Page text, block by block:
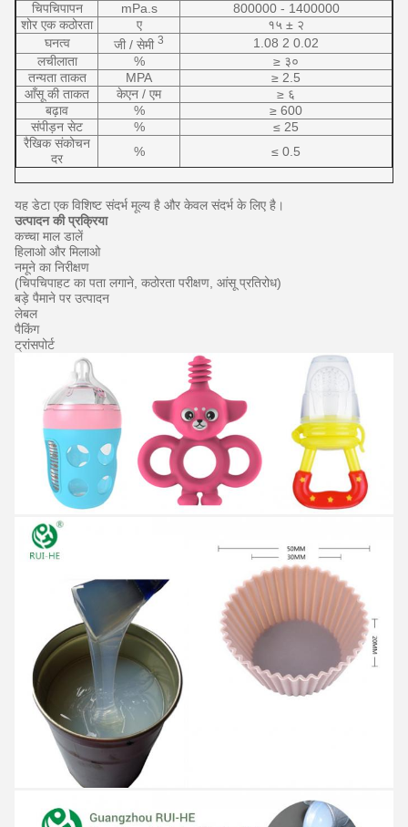
चिपचिपापन
mPa.s
800000 - 1400000
शोर एक कठोरता
ए
१५ ± २
घनत्व
जी / सेमी 3
1.08 2 0.02
लचीलाता
%
≥ ३०
तन्यता ताकत
MPA
≥ 2.5
आँसू की ताकत
केएन / एम
≥ ६
बढ़ाव
%
≥ 600
संपीड़न सेट
%
≤ 25
रैखिक संकोचन
दर
% ≤ 0.5
यह डेटा एक विशिष्ट संदर्भ मूल्य है और केवल संदर्भ के लिए है।
उत्पादन की प्रक्रिया
कच्चा माल डालें
हिलाओ और मिलाओ
नमूने का निरीक्षण
(चिपचिपाहट का पता लगाने, कठोरता परीक्षण, आंसू प्रतिरोध)
बड़े पैमाने पर उत्पादन
लेबल
पैकिंग
ट्रांसपोर्ट